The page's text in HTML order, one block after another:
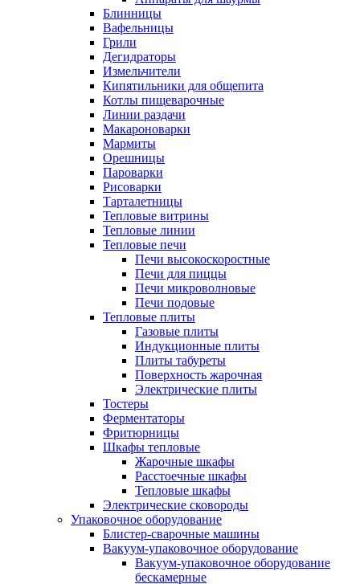
Блинницы
Вафельницы
Грили
Дегидраторы
Измельчители
Кипятильники для общепита
Котлы пищеварочные
Линии раздачи
Макароноварки
Мармиты
Орешницы
Пароварки
Рисоварки
Тарталетницы
Тепловые витрины
Тепловые линии
Тепловые печи
Печи высокоскоростные
Печи для пиццы
Печи микроволновые
Печи подовые
Тепловые плиты
Газовые плиты
Индукционные плиты
Плиты табуреты
Поверхность жарочная
Электрические плиты
Тостеры
Ферментаторы
Фритюрницы
Шкафы тепловые
Жарочные шкафы
Расстоечные шкафы
Тепловые шкафы
Электрические сковороды
Упаковочное оборудование
Блистер-сварочные машины
Вакуум-упаковочное оборудование
Вакуум-упаковочное оборудование
беcкамерные